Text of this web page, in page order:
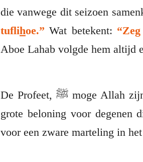
die vanwege dit seizoen
tuflihoe.” Wat betekent:
Aboe Lahab volgde hem altijd
De Profeet, ﷺ moge Allah zijn eer en rang verhogen, bracht de mensen het goede nieuws van de
grote beloning voor degenen
voor een zware marteling in